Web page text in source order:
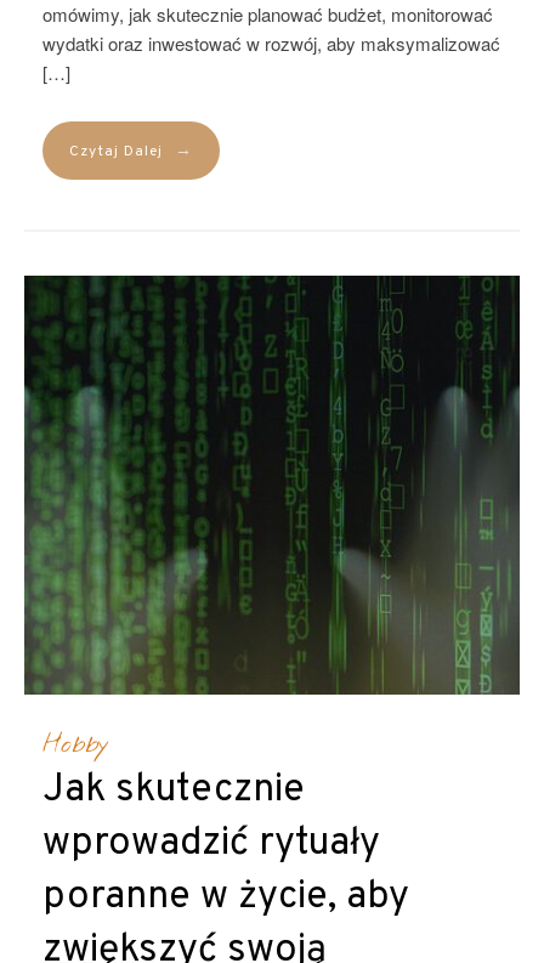
omówimy, jak skutecznie planować budżet, monitorować
wydatki oraz inwestować w rozwój, aby maksymalizować
[…]
Czytaj Dalej →
Hobby
Jak skutecznie
wprowadzić rytuały
poranne w życie, aby
zwiększyć swoją